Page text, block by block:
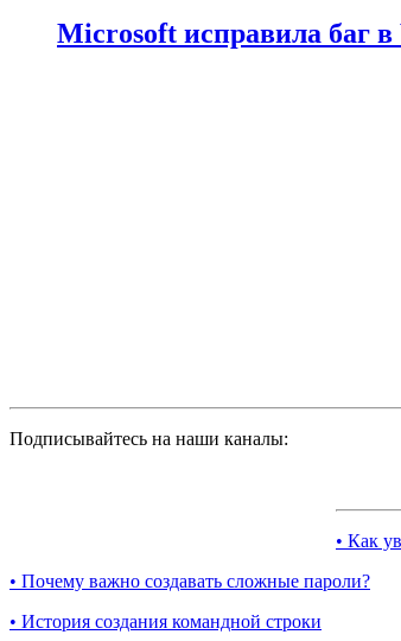
Microsoft исправила баг
Подписывайтесь на наши каналы:
• Как
• Почему важно создавать сложные пароли?
• История создания командной строки